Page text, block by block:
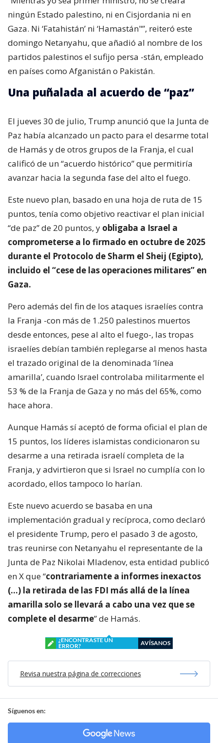
ningún Estado palestino, ni en Cisjordania ni en
Gaza. Ni ‘Fatahistán’ ni ‘Hamastán"”, reiteró este
domingo Netanyahu, que añadió al nombre de los
partidos palestinos el sufijo persa -stán, empleado
en países como Afganistán o Pakistán.
Una puñalada al acuerdo de “paz”
El jueves 30 de julio, Trump anunció que la Junta de
Paz había alcanzado un pacto para el desarme total
de Hamás y de otros grupos de la Franja, el cual
calificó de un “acuerdo histórico” que permitiría
avanzar hacia la segunda fase del alto el fuego.
Este nuevo plan, basado en una hoja de ruta de 15
puntos, tenía como objetivo reactivar el plan inicial
“de paz” de 20 puntos, y obligaba a Israel a
comprometerse a lo firmado en octubre de 2025
durante el Protocolo de Sharm el Sheij (Egipto),
incluido el “cese de las operaciones militares” en
Gaza.
Pero además del fin de los ataques israelíes contra
la Franja -con más de 1.250 palestinos muertos
desde entonces, pese al alto el fuego-, las tropas
israelíes debían también replegarse al menos hasta
el trazado original de la denominada ‘línea
amarilla’, cuando Israel controlaba militarmente el
53 % de la Franja de Gaza y no más del 65%, como
hace ahora.
Aunque Hamás sí aceptó de forma oficial el plan de
15 puntos, los líderes islamistas condicionaron su
desarme a una retirada israelí completa de la
Franja, y advirtieron que si Israel no cumplía con lo
acordado, ellos tampoco lo harían.
Este nuevo acuerdo se basaba en una
implementación gradual y recíproca, como declaró
el presidente Trump, pero el pasado 3 de agosto,
tras reunirse con Netanyahu el representante de la
Junta de Paz Nikolai Mladenov, esta entidad publicó
en X que “contrariamente a informes inexactos
(…) la retirada de las FDI más allá de la línea
amarilla solo se llevará a cabo una vez que se
complete el desarme” de Hamás.
¿ENCONTRASTE UN
ERROR?
AVÍSANOS
Revisa nuestra página de correcciones
Síguenos en: